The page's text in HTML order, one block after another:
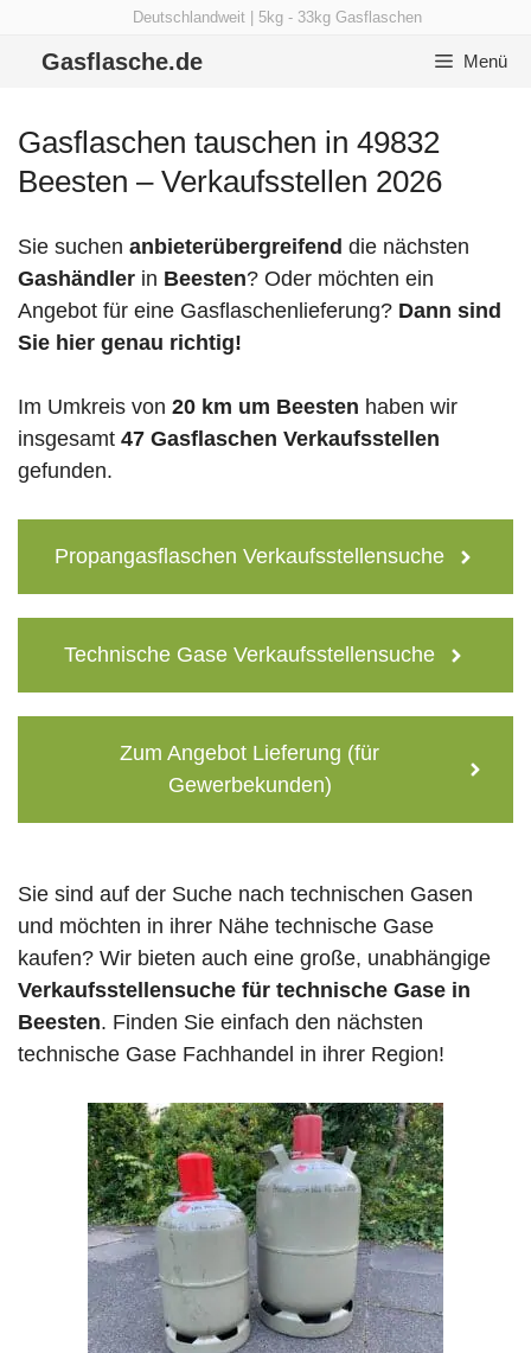
Deutschlandweit | 5kg - 33kg Gasflaschen
Gasflasche.de Menü
Gasflaschen tauschen in 49832
Beesten – Verkaufsstellen 2026
Sie suchen anbieterübergreifend die nächsten
Gashändler in Beesten? Oder möchten ein
Angebot für eine Gasflaschenlieferung? Dann sind
Sie hier genau richtig!
Im Umkreis von 20 km um Beesten haben wir
insgesamt 47 Gasflaschen Verkaufsstellen
gefunden.
Propangasflaschen Verkaufsstellensuche
Technische Gase Verkaufsstellensuche
Zum Angebot Lieferung (für
Gewerbekunden)
Sie sind auf der Suche nach technischen Gasen
und möchten in ihrer Nähe technische Gase
kaufen? Wir bieten auch eine große, unabhängige
Verkaufsstellensuche für technische Gase in
Beesten. Finden Sie einfach den nächsten
technische Gase Fachhandel in ihrer Region!